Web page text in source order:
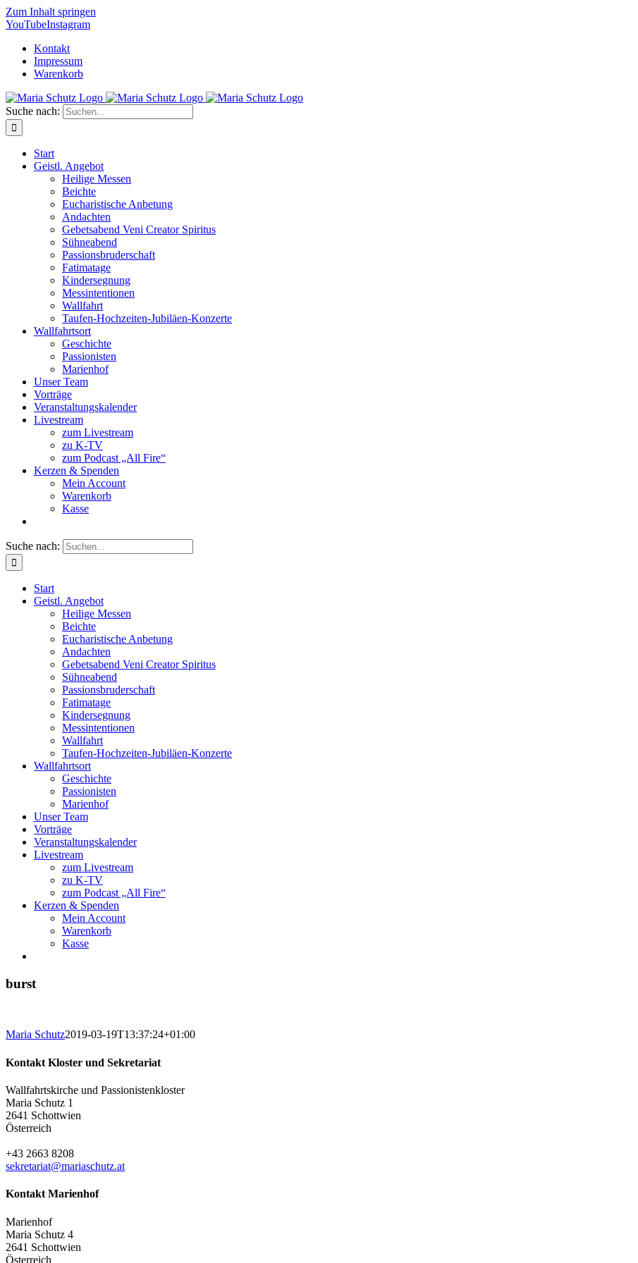
Zum Inhalt springen
YouTubeInstagram
Kontakt
Impressum
Warenkorb
Suche nach:
Start
Geistl. Angebot
Heilige Messen
Beichte
Eucharistische Anbetung
Andachten
Gebetsabend Veni Creator Spiritus
Sühneabend
Passionsbruderschaft
Fatimatage
Kindersegnung
Messintentionen
Wallfahrt
Taufen-Hochzeiten-Jubiläen-Konzerte
Wallfahrtsort
Geschichte
Passionisten
Marienhof
Unser Team
Vorträge
Veranstaltungskalender
Livestream
zum Livestream
zu K-TV
zum Podcast „All Fire“
Kerzen & Spenden
Mein Account
Warenkorb
Kasse
Suche nach:
Start
Geistl. Angebot
Heilige Messen
Beichte
Eucharistische Anbetung
Andachten
Gebetsabend Veni Creator Spiritus
Sühneabend
Passionsbruderschaft
Fatimatage
Kindersegnung
Messintentionen
Wallfahrt
Taufen-Hochzeiten-Jubiläen-Konzerte
Wallfahrtsort
Geschichte
Passionisten
Marienhof
Unser Team
Vorträge
Veranstaltungskalender
Livestream
zum Livestream
zu K-TV
zum Podcast „All Fire“
Kerzen & Spenden
Mein Account
Warenkorb
Kasse
burst
Maria Schutz2019-03-19T13:37:24+01:00
Kontakt Kloster und Sekretariat
Wallfahrtskirche und Passionistenkloster
Maria Schutz 1
2641 Schottwien
Österreich
+43 2663 8208
sekretariat@mariaschutz.at
Kontakt Marienhof
Marienhof
Maria Schutz 4
2641 Schottwien
Österreich